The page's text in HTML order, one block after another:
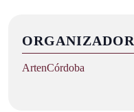
ORGANIZADOR
ArtenCórdoba